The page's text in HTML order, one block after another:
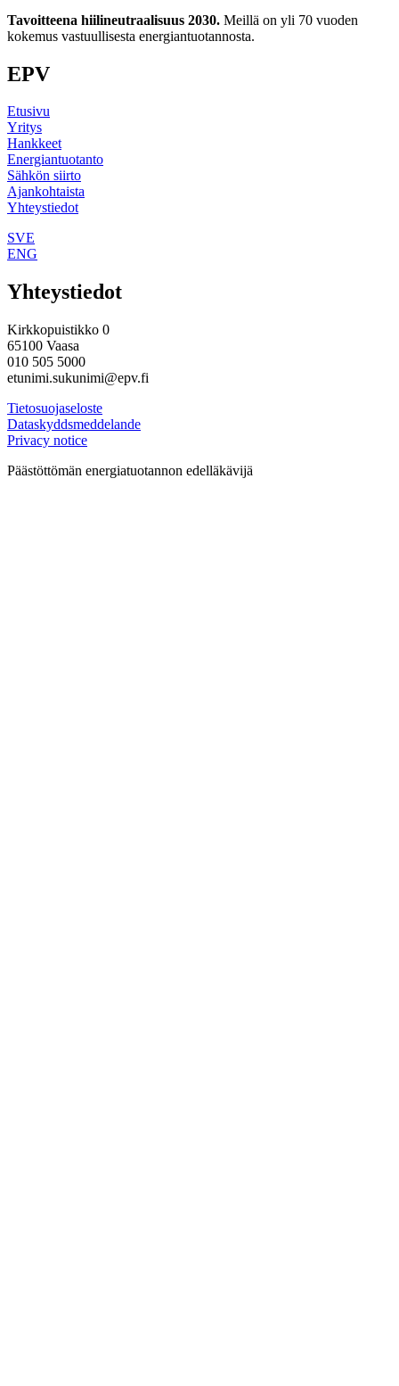
Tavoitteena hiilineutraalisuus 2030. Meillä on yli 70 vuoden
kokemus vastuullisesta energiantuotannosta.
EPV
Etusivu
Yritys
Hankkeet
Energiantuotanto
Sähkön siirto
Ajankohtaista
Yhteystiedot
SVE
ENG
Yhteystiedot
Kirkkopuistikko 0
65100 Vaasa
010 505 5000
etunimi.sukunimi@epv.fi
Tietosuojaseloste
Dataskyddsmeddelande
Privacy notice
Päästöttömän energiatuotannon edelläkävijä